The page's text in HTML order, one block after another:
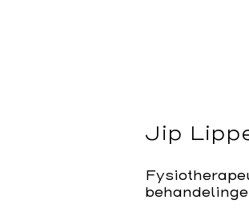
Jip